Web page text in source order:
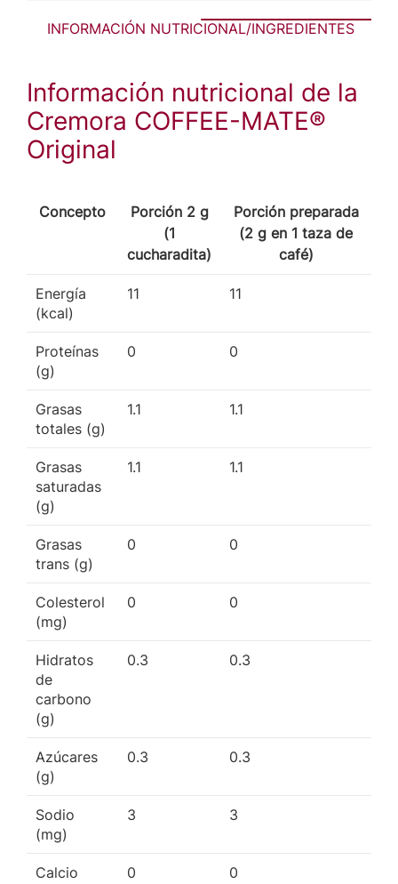
INFORMACIÓN NUTRICIONAL/INGREDIENTES
Información nutricional de la
Cremora COFFEE-MATE®
Original
Concepto
Porción 2 g
(1
cucharadita)
Porción preparada
(2 g en 1 taza de
café)
Energía
(kcal)
11 11
Proteínas
(g)
0 0
Grasas
totales (g)
1.1 1.1
Grasas
saturadas
(g)
1.1 1.1
Grasas
trans (g)
0 0
Colesterol
(mg)
0 0
Hidratos
de
carbono
(g)
0.3 0.3
Azúcares
(g)
0.3 0.3
Sodio
(mg)
3 3
Calcio
0 0